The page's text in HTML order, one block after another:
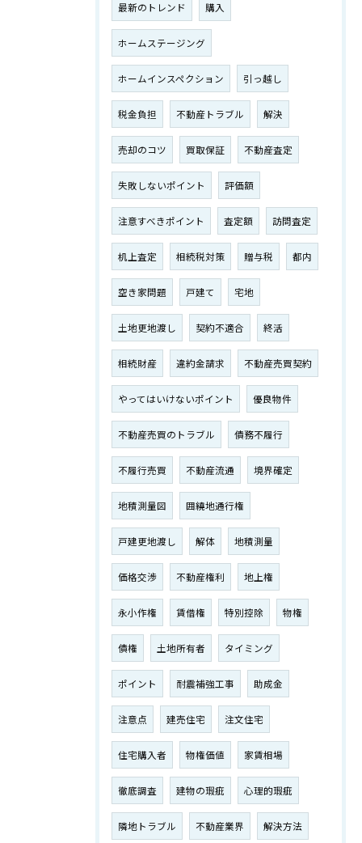
最新のトレンド 購入
ホームステージング
ホームインスペクション 引っ越し
税金負担 不動産トラブル 解決
売却のコツ 買取保証 不動産査定
失敗しないポイント 評価額
注意すべきポイント 査定額 訪問査定
机上査定 相続税対策 贈与税 都内
空き家問題 戸建て 宅地
土地更地渡し 契約不適合 終活
相続財産 違約金請求 不動産売買契約
やってはいけないポイント 優良物件
不動産売買のトラブル 債務不履行
不履行売買 不動産流通 境界確定
地積測量図 囲繞地通行権
戸建更地渡し 解体 地積測量
価格交渉 不動産権利 地上権
永小作権 賃借権 特別控除 物権
債権 土地所有者 タイミング
ポイント 耐震補強工事 助成金
注意点 建売住宅 注文住宅
住宅購入者 物権価値 家賃相場
徹底調査 建物の瑕疵 心理的瑕疵
隣地トラブル 不動産業界 解決方法